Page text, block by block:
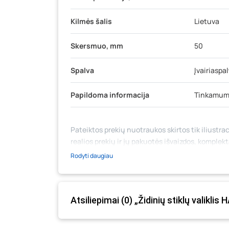
Kilmės šalis Lietuva
Skersmuo, mm 50
Spalva
Papildoma informacija
Pateiktos prekių nuotraukos skirtos tik
realios prekių ir jų pakuotės išvaizdos,
medžiaga su aprašymu) yra bendrinio
prašome vadovautis ta kaina, kuri galioja
Rodyti daugiau
Atsiliepimai (0) „Židinių stiklų valiklis